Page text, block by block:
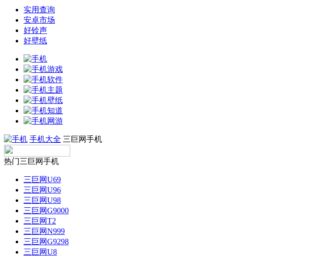
实用查询
安卓市场
好铃声
好壁纸
手机大全 三巨网手机
热门三巨网手机
三巨网U69
三巨网U96
三巨网U98
三巨网G9000
三巨网T2
三巨网N999
三巨网G9298
三巨网U8